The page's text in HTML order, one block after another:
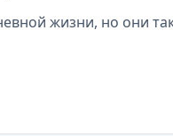
жизни, но они